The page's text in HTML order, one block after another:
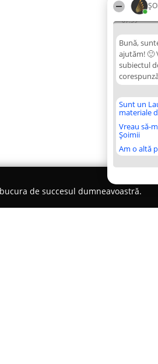
07:39
Bună,
ajutăm! 🙂
subiectul
Sunt un
materiale
Vreau să-
Șoimii
Am o altă
de succesul dumneavoastră.